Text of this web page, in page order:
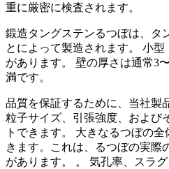
重に厳密に検査されます。
鍛造タングステンるつぼは、タ
とによって製造されます。 小
があります。 壁の厚さは通常3
満です。
品質を保証するために、当社製
粒子サイズ、引張強度、および
トできます。 大きなるつぼの
きます。これは、るつぼの実際
があります。 。 気孔率、スラ